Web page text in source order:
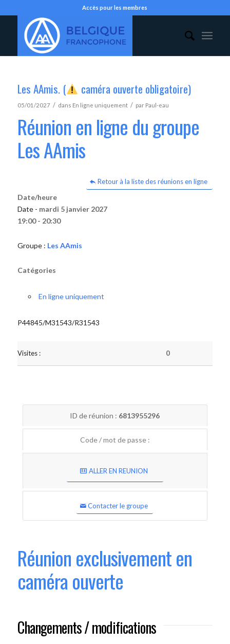
Accès pour les membres
Les AAmis. ( caméra ouverte obligatoire)
05/01/2027 / dans En ligne uniquement / par Paul-eau
Réunion en ligne du groupe
Les AAmis
Retour à la liste des réunions en ligne
Date/heure
Date - mardi 5 janvier 2027
19:00 - 20:30
Groupe : Les AAmis
Catégories
En ligne uniquement
P44845/M31543/R31543
Visites : 0
ID de réunion : 6813955296
Code / mot de passe :
ALLER EN REUNION
Contacter le groupe
Réunion exclusivement en
caméra ouverte
Changements / modifications